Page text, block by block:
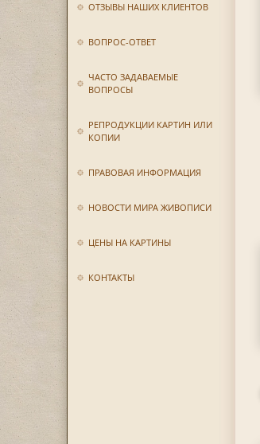
ОТЗЫВЫ НАШИХ КЛИЕНТОВ
ВОПРОС-ОТВЕТ
ЧАСТО ЗАДАВАЕМЫЕ
ВОПРОСЫ
РЕПРОДУКЦИИ КАРТИН ИЛИ
КОПИИ
ПРАВОВАЯ ИНФОРМАЦИЯ
НОВОСТИ МИРА ЖИВОПИСИ
ЦЕНЫ НА КАРТИНЫ
КОНТАКТЫ